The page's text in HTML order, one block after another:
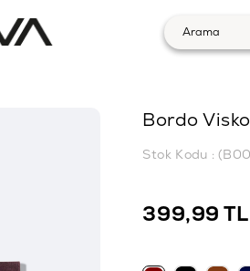
Bordo
Stok Kodu
399,99 TL